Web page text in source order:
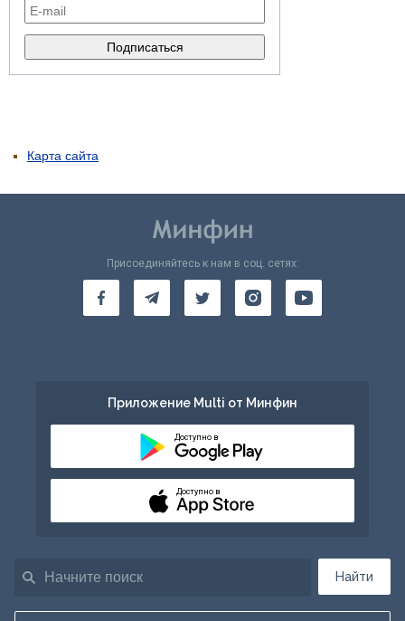
Карта сайта
Найти
Присоединяйтесь к нам в соц. сетях:
Приложение Multi от Минфин
Доступно в
Доступно в